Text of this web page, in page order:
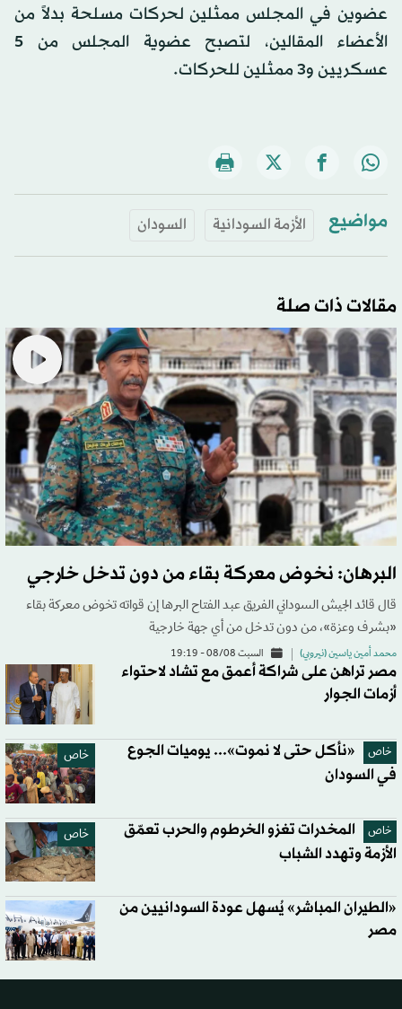
عضوين في المجلس ممثلين لحركات مسلحة بدلاً من
الأعضاء المقالين، لتصبح عضوية المجلس من 5
عسكريين و3 ممثلين للحركات.
مواضيع الأزمة السودانية السودان
مقالات ذات صلة
البرهان: نخوض معركة بقاء من دون تدخل خارجي
قال قائد الجيش السوداني الفريق عبد الفتاح البرها إن قواته تخوض معركة بقاء
«بشرف وعزة»، من دون تدخل من أي جهة خارجية
محمد أمين ياسين (نيروبي) السبت 08/08 - 19:19
مصر تراهن على شراكة أعمق مع تشاد لاحتواء
أزمات الجوار
خاص خاص
«نأكل حتى لا نموت»... يوميات الجوع
في السودان
خاص خاص
المخدرات تغزو الخرطوم والحرب تعمّق
الأزمة وتهدد الشباب
«الطيران المباشر» يُسهل عودة السودانيين من
مصر